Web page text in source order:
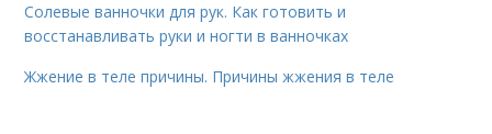
Солевые ванночки для рук. Как готовить и
восстанавливать руки и ногти в ванночках
Жжение в теле причины. Причины жжения в теле